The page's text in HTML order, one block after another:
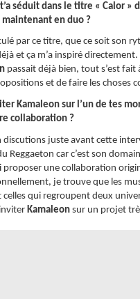
séduit dans le titre « Calor »
maintenant en duo ?
par ce titre, que ce soit son
et ça m’a inspiré
passait déjà bien, tout s’est fait
et de faire les choses
Kamaleon sur l’un de tes
collaboration ?
discutions juste avant cette
Reggaeton car c’est son
une collaboration
je trouve que les
celles qui regroupent deux
Kamaleon sur un projet